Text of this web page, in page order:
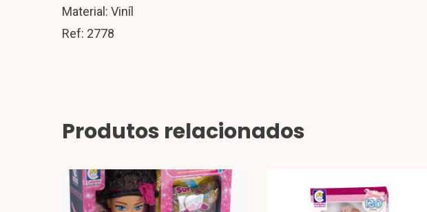
Material: Viníl
Ref: 2778
Produtos relacionados